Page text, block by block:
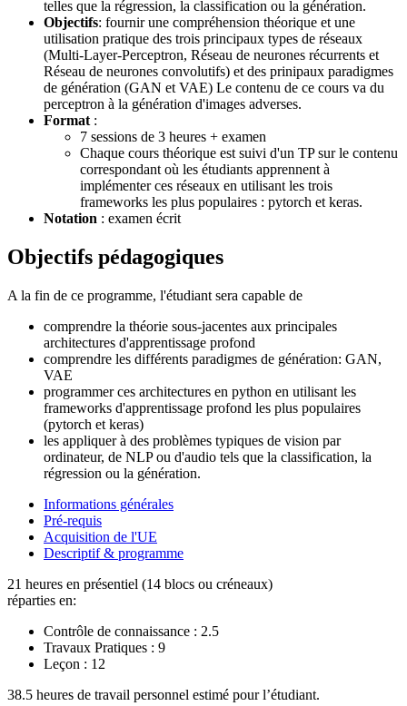
telles que la régression, la classification ou la génération.
Objectifs: fournir une compréhension théorique et une
utilisation pratique des trois principaux types de réseaux
(Multi-Layer-Perceptron, Réseau de neurones récurrents et
Réseau de neurones convolutifs) et des prinipaux paradigmes
de génération (GAN et VAE) Le contenu de ce cours va du
perceptron à la génération d'images adverses.
Format :
7 sessions de 3 heures + examen
Chaque cours théorique est suivi d'un TP sur le contenu
correspondant où les étudiants apprennent à
implémenter ces réseaux en utilisant les trois
frameworks les plus populaires : pytorch et keras.
Notation : examen écrit
Objectifs pédagogiques
A la fin de ce programme, l'étudiant sera capable de
comprendre la théorie sous-jacentes aux principales
architectures d'apprentissage profond
comprendre les différents paradigmes de génération: GAN,
VAE
programmer ces architectures en python en utilisant les
frameworks d'apprentissage profond les plus populaires
(pytorch et keras)
les appliquer à des problèmes typiques de vision par
ordinateur, de NLP ou d'audio tels que la classification, la
régression ou la génération.
Informations générales
Pré-requis
Acquisition de l'UE
Descriptif & programme
21 heures en présentiel (14 blocs ou créneaux)
réparties en:
Contrôle de connaissance : 2.5
Travaux Pratiques : 9
Leçon : 12
38.5 heures de travail personnel estimé pour l’étudiant.